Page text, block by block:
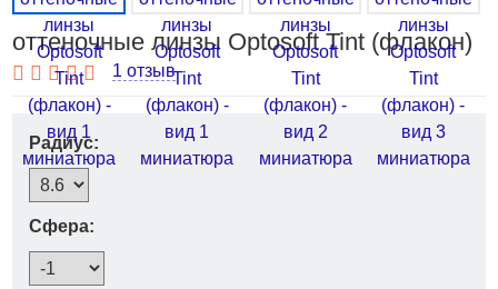
оттеночные линзы Optosoft Tint (флакон)
1 отзыв
Радиус:
Сфера: